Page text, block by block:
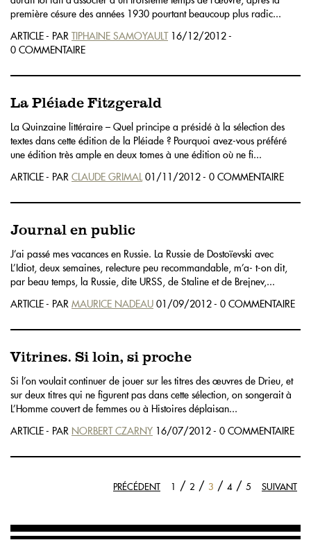
première césure des années 1930 pourtant beaucoup plus radic...
ARTICLE - PAR TIPHAINE SAMOYAULT16/12/2012 -
0 COMMENTAIRE
La Pléiade Fitzgerald
La Quinzaine littéraire – Quel principe a présidé à la sélection des
textes dans cette édition de la Pléiade ? Pourquoi avez-vous préféré
une édition très ample en deux tomes à une édition où ne fi...
ARTICLE - PAR CLAUDE GRIMAL01/11/2012 - 0 COMMENTAIRE
Journal en public
J’ai passé mes vacances en Russie. La Russie de Dostoïevski avec
L’Idiot, deux semaines, relecture peu recommandable, m’a- t-on dit,
par beau temps, la Russie, dite URSS, de Staline et de Brejnev,...
ARTICLE - PAR MAURICE NADEAU 01/09/2012 - 0 COMMENTAIRE
Vitrines. Si loin, si proche
Si l’on voulait continuer de jouer sur les titres des œuvres de Drieu, et
sur deux titres qui ne figurent pas dans cette sélection, on songerait à
L’Homme couvert de femmes ou à Histoires déplaisan...
ARTICLE - PAR NORBERT CZARNY 16/07/2012 - 0 COMMENTAIRE
PRÉCÉDENT 1 / 2 / 3 / 4 / 5 SUIVANT